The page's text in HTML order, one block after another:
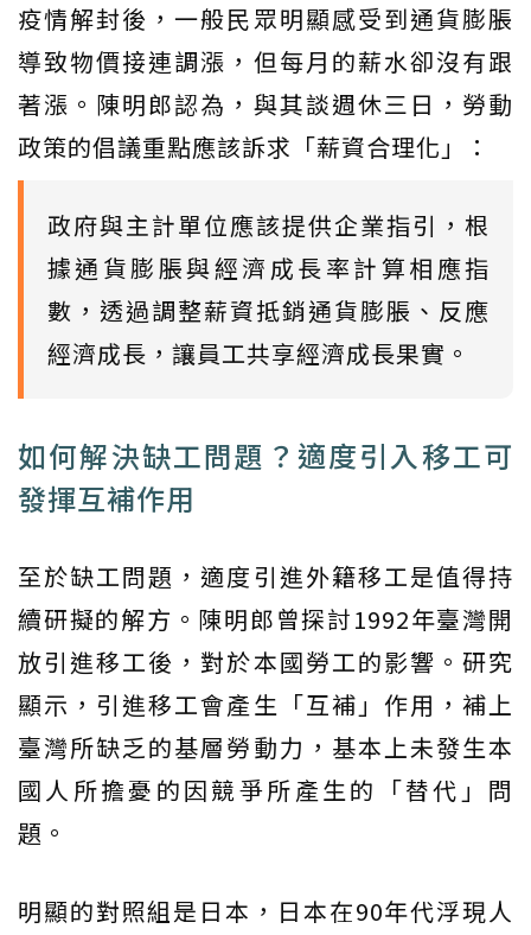
疫情解封後，一般民眾明顯感受到通貨膨脹
導致物價接連調漲，但每月的薪水卻沒有跟
著漲。陳明郎認為，與其談週休三日，勞動
政策的倡議重點應該訴求「薪資合理化」：
政府與主計單位應該提供企業指引，根
據通貨膨脹與經濟成長率計算相應指
數，透過調整薪資抵銷通貨膨脹、反應
經濟成長，讓員工共享經濟成長果實。
如何解決缺工問題？適度引入移工可
發揮互補作用
至於缺工問題，適度引進外籍移工是值得持
續研擬的解方。陳明郎曾探討1992年臺灣開
放引進移工後，對於本國勞工的影響。研究
顯示，引進移工會產生「互補」作用，補上
臺灣所缺乏的基層勞動力，基本上未發生本
國人所擔憂的因競爭所產生的「替代」問
題。
明顯的對照組是日本，日本在90年代浮現人